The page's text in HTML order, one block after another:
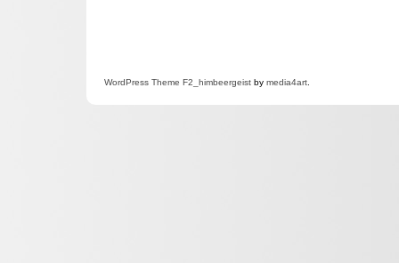
WordPress Theme F2 _himbeergeist by media4art